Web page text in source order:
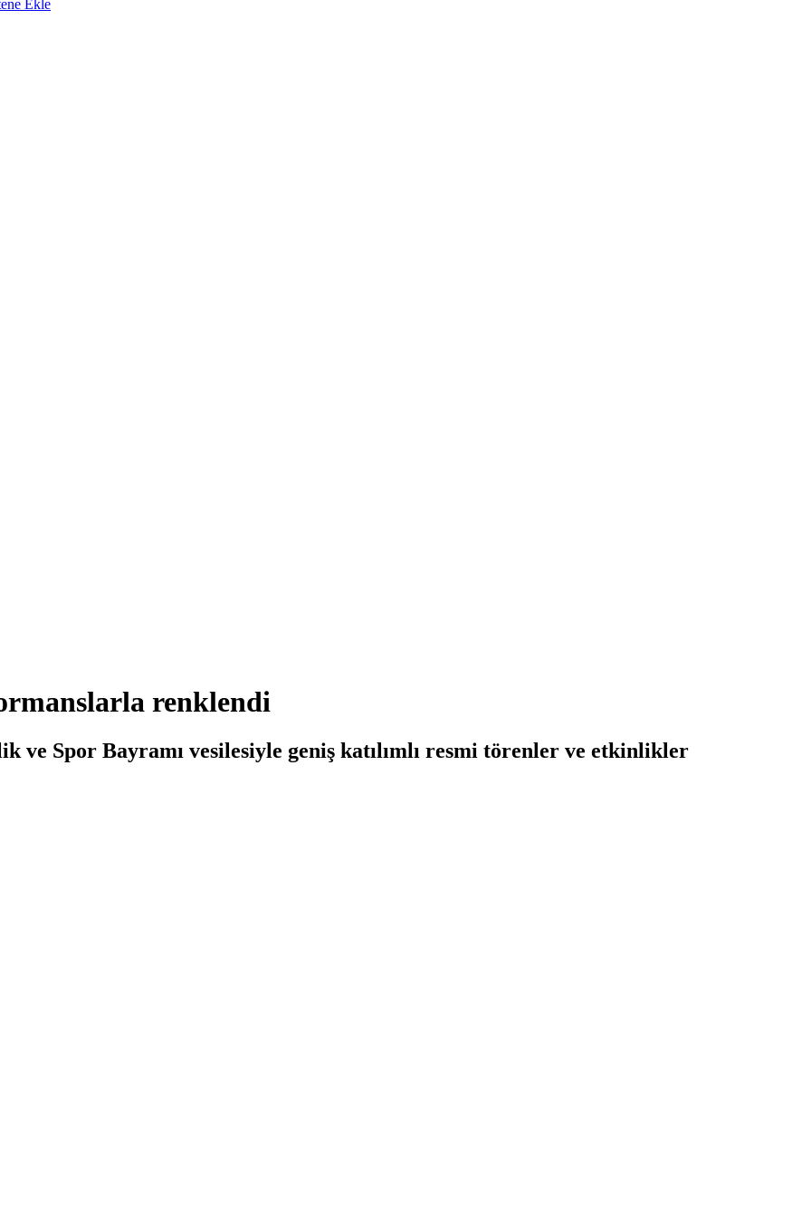
Ekle
renklendi
ve Spor Bayramı vesilesiyle geniş katılımlı resmi törenler ve etkinlikler